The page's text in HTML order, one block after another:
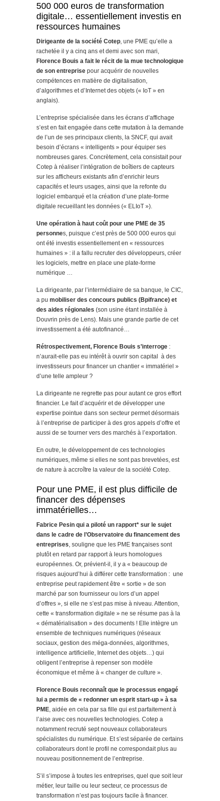
500 000 euros de transformation
digitale… essentiellement investis en
ressources humaines
Dirigeante de la société Cotep, une PME qu’elle a
rachetée il y a cinq ans et demi avec son mari,
Florence Bouis a fait le récit de la mue technologique
de son entreprise pour acquérir de nouvelles
compétences en matière de digitalisation,
d’algorithmes et d’Internet des objets (« IoT » en
anglais).
L’entreprise spécialisée dans les écrans d’affichage
s’est en fait engagée dans cette mutation à la demande
de l’un de ses principaux clients, la SNCF, qui avait
besoin d’écrans « intelligents » pour équiper ses
nombreuses gares. Concrètement, cela consistait pour
Cotep à réaliser l’intégration de boîtiers de capteurs
sur les afficheurs existants afin d’enrichir leurs
capacités et leurs usages, ainsi que la refonte du
logiciel embarqué et la création d’une plate-forme
digitale recueillant les données (« ELIoT »).
Une opération à haut coût pour une PME de 35
personnes, puisque c’est près de 500 000 euros qui
ont été investis essentiellement en « ressources
humaines » : il a fallu recruter des développeurs, créer
les logiciels, mettre en place une plate-forme
numérique …
La dirigeante, par l’intermédiaire de sa banque, le CIC,
a pu mobiliser des concours publics (Bpifrance) et
des aides régionales (son usine étant installée à
Douvrin près de Lens). Mais une grande partie de cet
investissement a été autofinancé…
Rétrospectivement, Florence Bouis s’interroge :
n’aurait-elle pas eu intérêt à ouvrir son capital à des
investisseurs pour financer un chantier « immatériel »
d’une telle ampleur ?
La dirigeante ne regrette pas pour autant ce gros effort
financier. Le fait d’acquérir et de développer une
expertise pointue dans son secteur permet désormais
à l’entreprise de participer à des gros appels d’offre et
aussi de se tourner vers des marchés à l’exportation.
En outre, le développement de ces technologies
numériques, même si elles ne sont pas brevetées, est
de nature à accroître la valeur de la société Cotep.
Pour une PME, il est plus difficile de
financer des dépenses
immatérielles…
Fabrice Pesin qui a piloté un rapport* sur le sujet
dans le cadre de l’Observatoire du financement des
entreprises, souligne que les PME françaises sont
plutôt en retard par rapport à leurs homologues
européennes. Or, prévient-il, il y a « beaucoup de
risques aujourd’hui à différer cette transformation : une
entreprise peut rapidement être « sortie » de son
marché par son fournisseur ou lors d’un appel
d’offres », si elle ne s’est pas mise à niveau. Attention,
cette « transformation digitale » ne se résume pas à la
« dématérialisation » des documents ! Elle intègre un
ensemble de techniques numériques (réseaux
sociaux, gestion des méga-données, algorithmes,
intelligence artificielle, Internet des objets…) qui
obligent l’entreprise à repenser son modèle
économique et même à « changer de culture ».
Florence Bouis reconnaît que le processus engagé
lui a permis de « redonner un esprit start-up » à sa
PME, aidée en cela par sa fille qui est parfaitement à
l’aise avec ces nouvelles technologies. Cotep a
notamment recruté sept nouveaux collaborateurs
spécialistes du numérique. Et s’est séparée de certains
collaborateurs dont le profil ne correspondait plus au
nouveau positionnement de l’entreprise.
S’il s’impose à toutes les entreprises, quel que soit leur
métier, leur taille ou leur secteur, ce processus de
transformation n’est pas toujours facile à financer.